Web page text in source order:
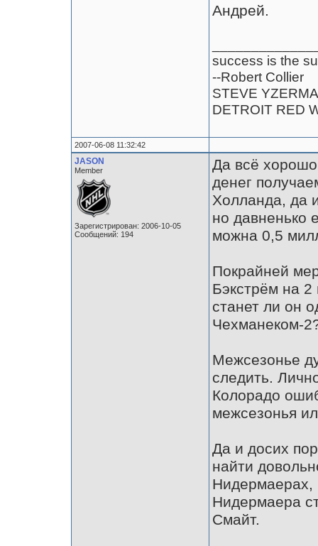
Андрей.
success is the
--Robert Collier
STEVE
DETROIT RED
2007-06-08 11:32:42
JASON
Member
Зарегистрирован: 2006-10-05
Сообщений: 194
Да всё
денег
Холланда, да
но давненько
можна 0,5
Покрайней
Бэкстрём на 2
станет ли он
Чехманеком-
Межсезонье
следить.
Колорадо
межсезонья
Да и досих
найти
Нидермаерах,
Нидермаера
Смайт.